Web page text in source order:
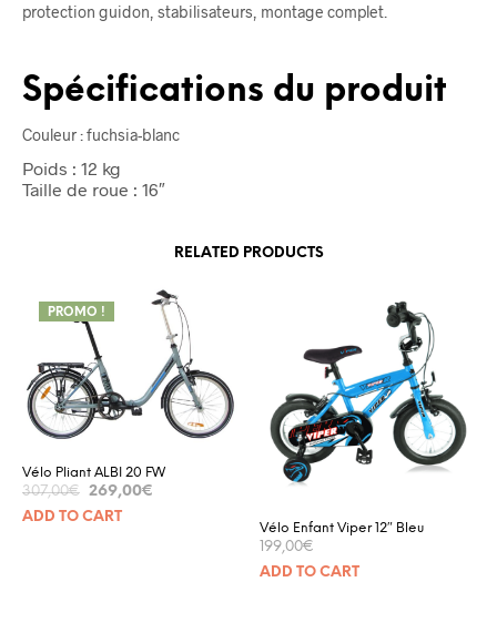
protection guidon, stabilisateurs, montage complet.
Spécifications du produit
Couleur : fuchsia-blanc
Poids : 12 kg
Taille de roue : 16″
RELATED PRODUCTS
PROMO !
Vélo Pliant ALBI 20 FW
307,00€ 269,00€
ADD TO CART
Vélo Enfant Viper 12″ Bleu
199,00€
ADD TO CART